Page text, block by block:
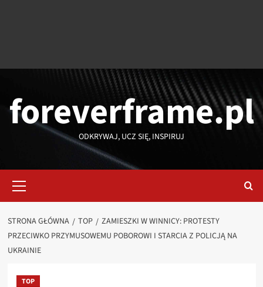
foreverframe.pl
ODKRYWAJ, UCZ SIĘ, INSPIRUJ
główne
STRONA GŁÓWNA TOP
ZAMIESZKI W WINNICY: PROTESTY
PRZECIWKO PRZYMUSOWEMU POBOROWI I STARCIA Z POLICJĄ NA
UKRAINIE
TOP